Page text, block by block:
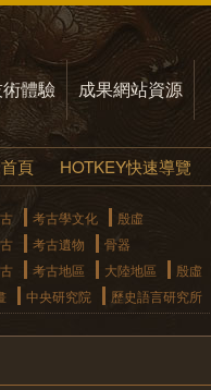
體驗 成果網站資源
頁 HOTKEY快速導覽
考古學文化
殷虛
考古遺物
骨器
考古地區 大陸地區
殷虛
中央研究院 歷史語言研究所